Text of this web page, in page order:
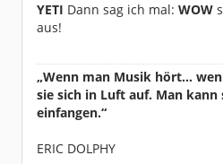
YETI Dann sag ich mal: WOW
aus!
„Wenn man Musik hört...
sie sich in Luft auf. Man kann
einfangen.“
ERIC DOLPHY